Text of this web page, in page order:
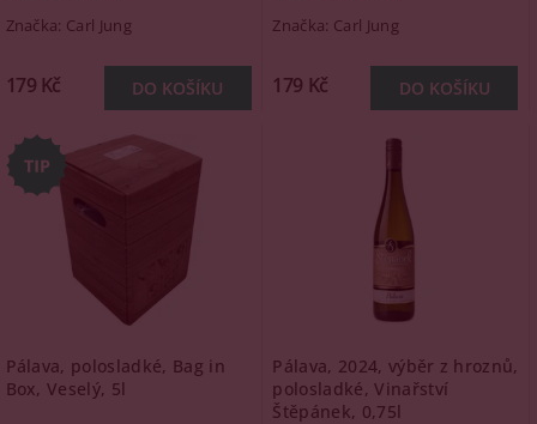
Značka: Carl Jung
179 Kč
Značka: Carl Jung
179 Kč
Pálava, polosladké, Bag in
Box, Veselý, 5l
Pálava, 2024, výběr z hroznů,
polosladké, Vinařství
Štěpánek, 0,75l